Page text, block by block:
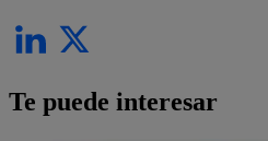
Te puede interesar